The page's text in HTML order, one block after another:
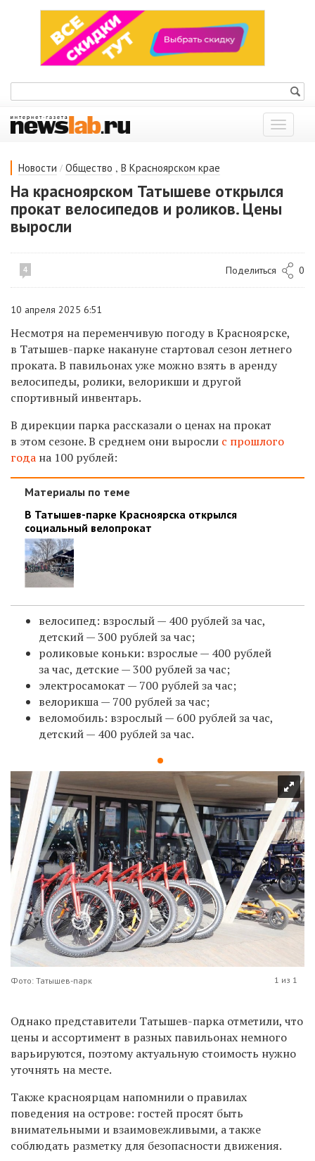
Показать
меню
Новости / Общество , В Красноярском крае
На красноярском Татышеве открылся
прокат велосипедов и роликов. Цены
выросли
4 Поделиться 0
10 апреля 2025 6:51
Несмотря на переменчивую погоду в Красноярске,
в Татышев-парке накануне стартовал сезон летнего
проката.В павильонах уже можно взять в аренду
велосипеды, ролики, велорикши и другой
спортивный инвентарь.
В дирекции парка рассказали о ценах на прокат
в этом сезоне. В среднем они выросли с прошлого
года на 100 рублей:
Материалы по теме
В Татышев-парке Красноярска открылся
социальный велопрокат
велосипед: взрослый — 400 рублей за час,
детский — 300 рублей за час;
роликовые коньки: взрослые — 400 рублей
за час, детские — 300 рублей за час;
электросамокат — 700 рублей за час;
велорикша — 700 рублей за час;
веломобиль: взрослый — 600 рублей за час,
детский — 400 рублей за час.
Фото: Татышев-парк 1 из 1
Однако представители Татышев-парка отметили, что
цены и ассортимент в разных павильонах немного
варьируются, поэтому актуальную стоимость нужно
уточнять на месте.
Также красноярцам напомнили о правилах
поведения на острове: гостей просят быть
внимательными и взаимовежливыми, а также
соблюдать разметку для безопасности движения.